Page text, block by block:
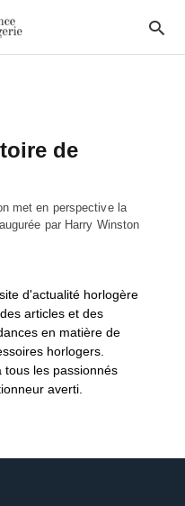
de
met en perspective la
par Harry Winston
d'actualité horlogère
articles et des
en matière de
horlogers.
tous les passionnés
averti.